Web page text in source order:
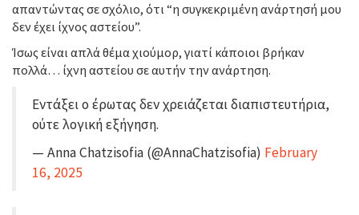
απαντώντας σε σχόλιο, ότι “η συγκεκριμένη ανάρτησή μου
δεν έχει ίχνος αστείου”.
Ίσως είναι απλά θέμα χιούμορ, γιατί κάποιοι βρήκαν
πολλά… ίχνη αστείου σε αυτήν την ανάρτηση.
Εντάξει ο έρωτας δεν χρειάζεται διαπιστευτήρια,
ούτε λογική εξήγηση.
— Anna Chatzisofia (@AnnaChatzisofia) February
16, 2025